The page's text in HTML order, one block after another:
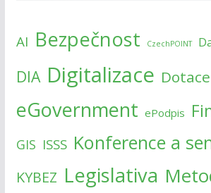
AI Bezpečnost CzechPOINT
DIA Digitalizace Dotace
eGovernment ePodpis
GIS ISSS Konference a
KYBEZ Legislativa